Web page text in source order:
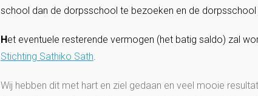
school dan de dorpsschool te bezoeken en de dorpsschool
Het eventuele resterende vermogen (het batig saldo) zal
Stichting Sathiko Sath.
Wij hebben dit met hart en ziel gedaan en veel mooie